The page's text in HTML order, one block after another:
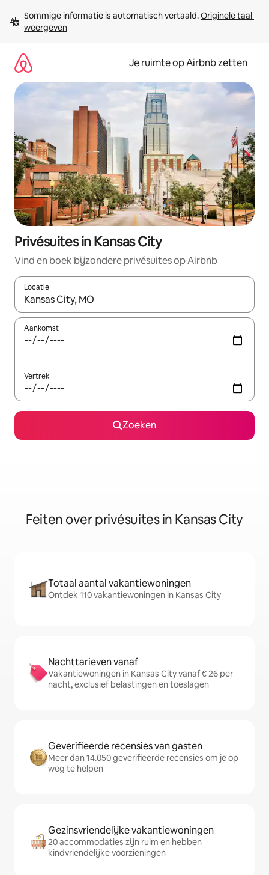
direct
naar
Sommige informatie is automatisch vertaald. Originele taal
weergeven
Je ruimte op Airbnb zetten
Privésuites in Kansas City
Vind en boek bijzondere privésuites op Airbnb
Locatie
Wanneer er suggesties beschikbaar zijn, maak je een keuze
Aankomst
Vertrek
Zoeken
Feiten over privésuites in Kansas City
Totaal aantal vakantiewoningen
Ontdek 110 vakantiewoningen in Kansas City
Nachttarieven vanaf
Vakantiewoningen in Kansas City vanaf € 26 per
nacht, exclusief belastingen en toeslagen
Geverifieerde recensies van gasten
Meer dan 14.050 geverifieerde recensies om je op
weg te helpen
Gezinsvriendelijke vakantiewoningen
20 accommodaties zijn ruim en hebben
kindvriendelijke voorzieningen